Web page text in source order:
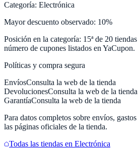
Categoría: Electrónica
Mayor descuento observado: 10%
Posición en la categoría: 15ª de 20
número de cupones listados en YaCupon.
Políticas y compra segura
EnvíosConsulta la web de la tienda
DevolucionesConsulta la web de la tienda
GarantíaConsulta la web de la tienda
Para datos completos sobre envíos,
las páginas oficiales de la tienda.
Todas las tiendas en Electrónica